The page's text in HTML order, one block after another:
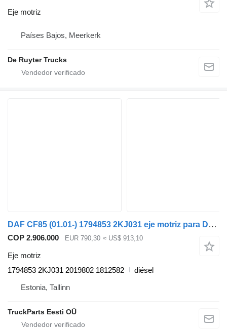
Eje motriz
Países Bajos, Meerkerk
De Ruyter Trucks
DAF CF85 (01.01-) 1794853 2KJ031 eje motriz para DAF LF45, LF55, LF180, CF65, CF75, CF85 (2001-) cabeza tractora
COP 2.906.000 EUR 790,30 ≈ US$ 913,10
Eje motriz
1794853 2KJ031 2019802 1812582
diésel
Estonia, Tallinn
TruckParts Eesti OÜ